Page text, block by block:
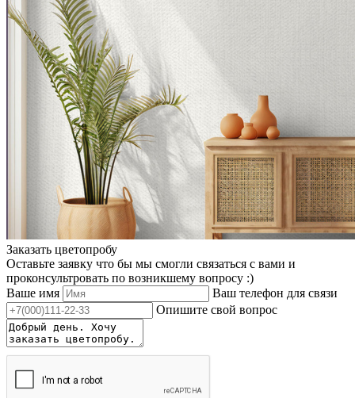
Заказать цветопробу
Оставьте заявку что бы мы смогли связаться с вами и
проконсультровать по возникшему вопросу :)
Ваше имя
Ваш телефон для связи
Опишите свой вопрос